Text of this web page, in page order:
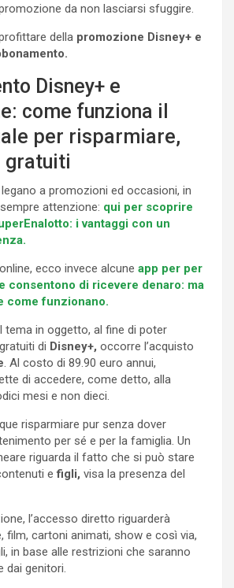
da non lasciarsi sfuggire.
della promozione Disney+ e
Disney+ e
come funziona il
per risparmiare,
gratuiti
a promozioni ed occasioni, in
attenzione: qui per scoprire
i vantaggi con un
ecco invece alcune app per per
consentono di ricevere denaro: ma
come funzionano.
tema in oggetto, al fine di poter
di Disney+, occorre l’acquisto
. Al costo di 89.90 euro annui,
di accedere, come detto, alla
mesi e non dieci.
risparmiare pur senza dover
per sé e per la famiglia. Un
riguarda il fatto che si può stare
efigli, visa la presenza del
l’accesso diretto riguarderà
film, cartoni animati, show e così via,
in base alle restrizioni che saranno
dai genitori.